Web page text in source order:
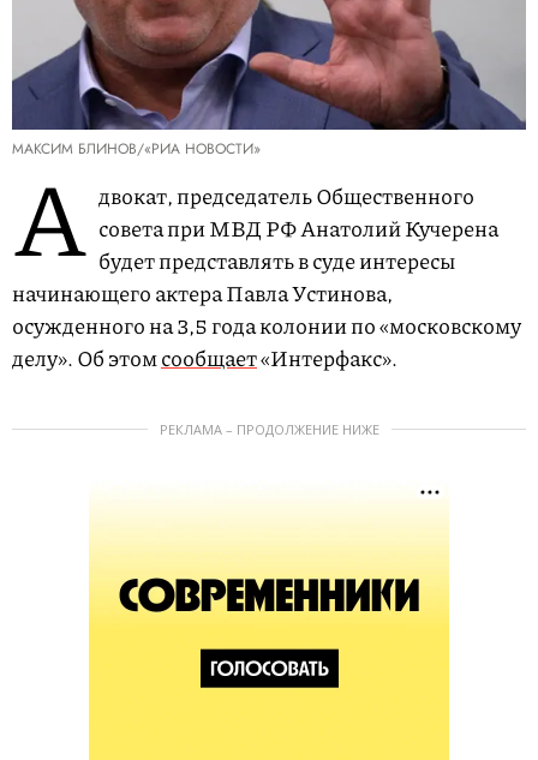
МАКСИМ БЛИНОВ/«РИА НОВОСТИ»
А двокат, председатель Общественного
совета при МВД РФ Анатолий Кучерена
будет представлять в суде интересы
начинающего актера Павла Устинова,
осужденного на 3,5 года колонии по «московскому
делу». Об этомсообщает«Интерфакс».
РЕКЛАМА – ПРОДОЛЖЕНИЕ НИЖЕ